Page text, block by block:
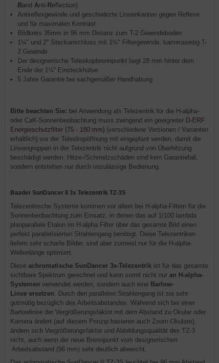
Band Anti- Reflection)
Antireflexgewinde und geschwärzte Linsenkanten gegen Reflexe
und für maximalen Kontrast
Bildkreis 35mm in 96 mm Distanz zum T-2 Gewindeboden
1¼" und 2" Steckanschluss mit 1¼" Filtergewinde, kameraseitig T-
2 Gewinde
Der designerische Teleskopbrennpunkt liegt 28 mm hinter dem
Ende der 1¼“ Einsteckhülse
5 Jahre Garantie bei sachgemäßer Handhabung
Bitte beachten Sie: bei Anwendung als Telezentrik für die H-alpha-
oder CaK-Sonnenbeobachtung muss zwingend ein geeigneter D-ERF
Energieschutzfilter (75 - 180 mm) (verschiedene Versionen / Varianten
erhältlich) vor der Teleskopöffnung mit eingeplant werden, damit die
Linsengruppen in der Telezentrik nicht aufgrund von Überhitzung
beschädigt werden. Hitze-/Schmelzschäden sind kein Garantiefall,
sondern entstehen nur durch unzulässige Bedienung.
Baader SunDancer II 3x Telezentrik TZ-3S
Telezentrische Systeme kommen vor allem bei H-alpha-Filtern für die
Sonnenbeobachtung zum Einsatz, in denen das auf 1/100 lambda
planparallele Etalon im H-alpha Filter über das gesamte Bild einen
perfekt parallelisierten Strahlengang benötigt. Diese Telezentriken
liefern sehr scharfe Bilder, sind aber zumeist nur für die H-alpha-
Wellenlänge optimiert.
Diese achromatische SunDancer 3x-Telezentrik ist für das gesamte
sichtbare Spektrum gerechnet und kann somit nicht nur an H-alpha-
Systemen verwendet werden, sondern auch eine Barlow-
Linse ersetzen. Durch den parallelen Strahlengang ist sie sehr
gutmütig bezüglich des Arbeitsabstandes: Während sich bei einer
Barlowlinse der Vergrößerungsfaktor mit dem Abstand zu Okular oder
Kamera ändert (auf diesem Prinzip basieren auch Zoom-Okulare),
ändern sich Vergrößerungsfaktor und Abbildungsqualität des TZ-3
nicht, auch wenn der neue Brennpunkt vom designerischen
Arbeitsabstand (96 mm) sehr deutlich abweicht.